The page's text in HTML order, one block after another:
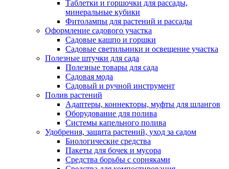
Таблетки и горшочки для рассады,
минеральные кубики
Фитолампы для растений и рассады
Оформление садового участка
Садовые кашпо и горшки
Садовые светильники и освещение участка
Полезные штучки для сада
Полезные товары для сада
Садовая мода
Садовый и ручной инструмент
Полив растений
Адаптеры, коннекторы, муфты для шлангов
Оборудование для полива
Системы капельного полива
Удобрения, защита растений, уход за садом
Биологические средства
Пакеты для бочек и мусора
Средства борьбы с сорняками